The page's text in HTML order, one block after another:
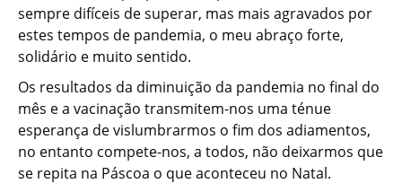
sempre difíceis de superar, mas mais agravados por
estes tempos de pandemia, o meu abraço forte,
solidário e muito sentido.
Os resultados da diminuição da pandemia no final do
mês e a vacinação transmitem-nos uma ténue
esperança de vislumbrarmos o fim dos adiamentos,
no entanto compete-nos, a todos, não deixarmos que
se repita na Páscoa o que aconteceu no Natal.